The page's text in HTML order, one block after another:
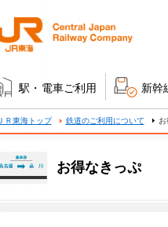
駅・電車ご利用 新幹
ＪＲ東海トップ 鉄道のご利用について
お得なきっぷ